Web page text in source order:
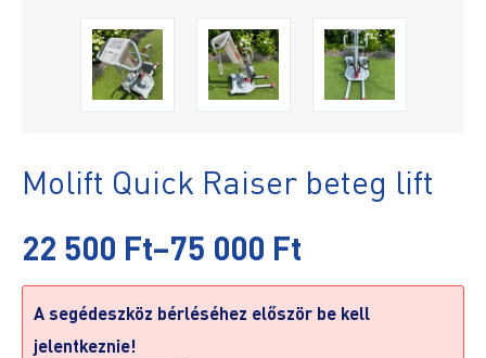
Molift Quick Raiser beteg lift
22 500 Ft–75 000 Ft
A segédeszköz bérléséhez először be kell
jelentkeznie!